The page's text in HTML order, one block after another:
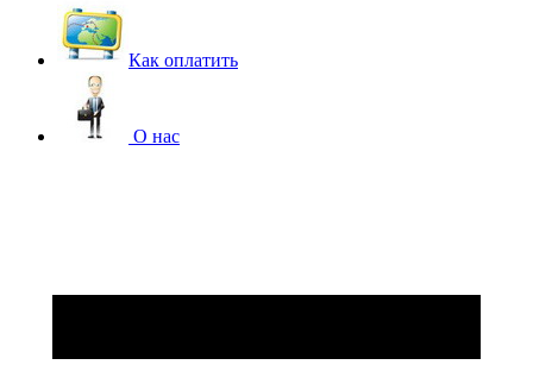
Как оплатить
О нас